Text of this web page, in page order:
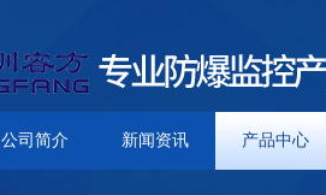
公司简介 新闻资讯 产品中心